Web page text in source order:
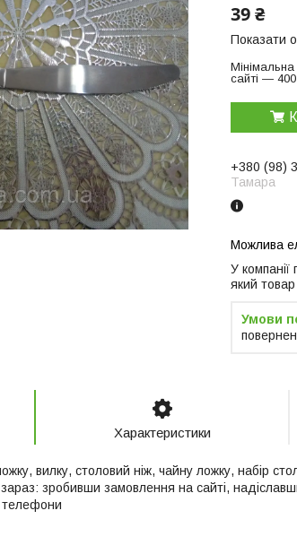
39 ₴
Показати
сайті —
+380 (98)
Тамара
У
який
Характеристики
вилку, столовий ніж, чайну ложку, набір
зараз: зробивши замовлення на сайті,
телефони